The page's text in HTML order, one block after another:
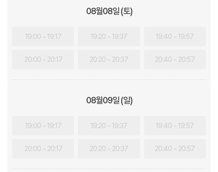
08월08일 (토)
19:00 ~ 19:17 19:20 ~ 19:37 19:40 ~ 19:57
20:00 ~ 20:17 20:20 ~ 20:37 20:40 ~ 20:57
08월09일 (일)
19:00 ~ 19:17 19:20 ~ 19:37 19:40 ~ 19:57
20:00 ~ 20:17 20:20 ~ 20:37 20:40 ~ 20:57